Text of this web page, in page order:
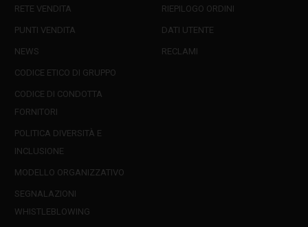
RETE VENDITA
PUNTI VENDITA
NEWS
CODICE ETICO DI GRUPPO
CODICE DI CONDOTTA
FORNITORI
POLITICA DIVERSITÀ E
INCLUSIONE
MODELLO ORGANIZZATIVO
SEGNALAZIONI
WHISTLEBLOWING
RIEPILOGO ORDINI
DATI UTENTE
RECLAMI